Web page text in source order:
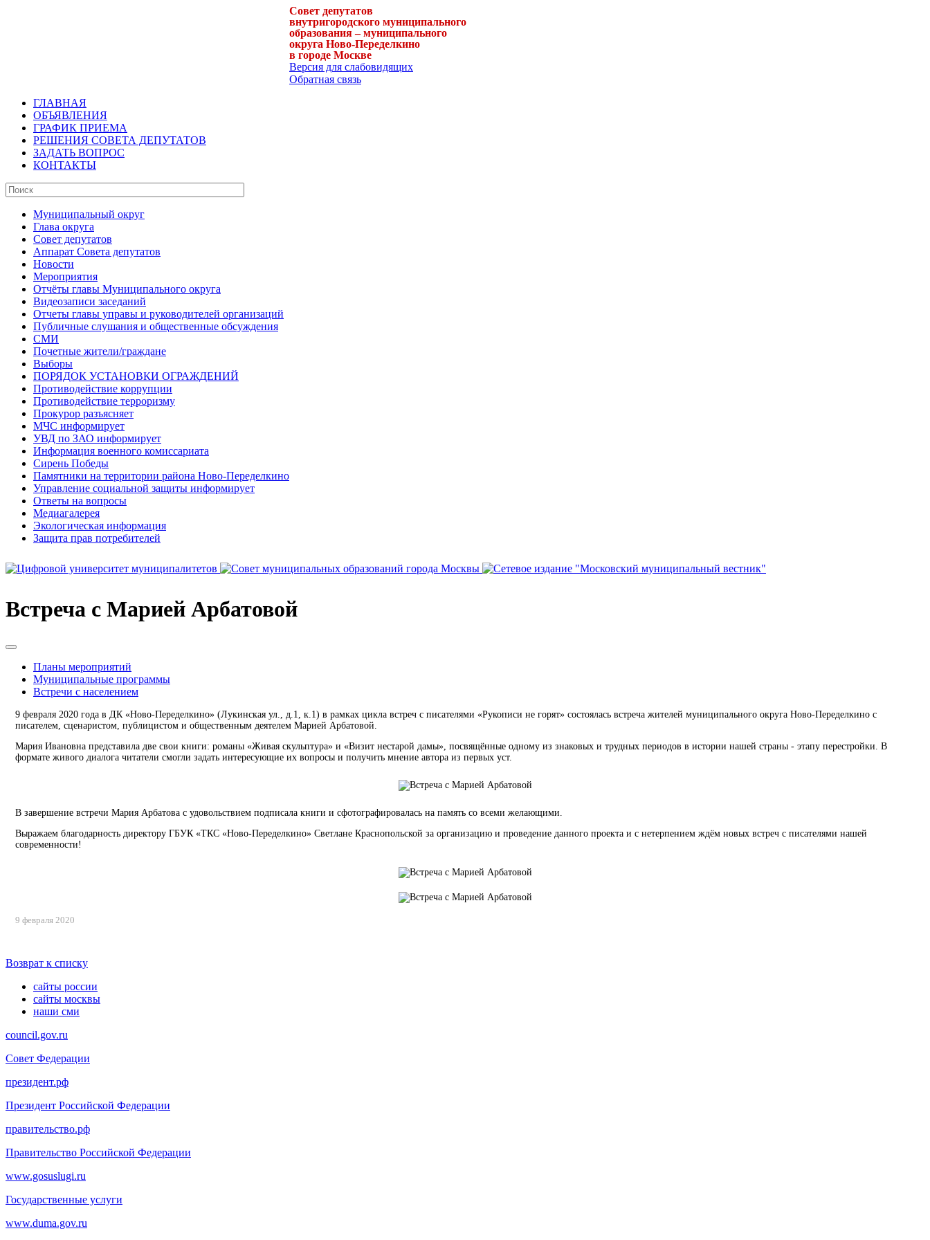
Совет депутатов
внутригородского муниципального
образования – муниципального
округа Ново-Переделкино
в городе Москве
Версия для слабовидящих
Обратная связь
ГЛАВНАЯ
ОБЪЯВЛЕНИЯ
ГРАФИК ПРИЕМА
РЕШЕНИЯ СОВЕТА ДЕПУТАТОВ
ЗАДАТЬ ВОПРОС
КОНТАКТЫ
Муниципальный округ
Глава округа
Совет депутатов
Аппарат Совета депутатов
Новости
Мероприятия
Отчёты главы Муниципального округа
Видеозаписи заседаний
Отчеты главы управы и руководителей организаций
Публичные слушания и общественные обсуждения
СМИ
Почетные жители/граждане
Выборы
ПОРЯДОК УСТАНОВКИ ОГРАЖДЕНИЙ
Противодействие коррупции
Противодействие терроризму
Прокурор разъясняет
МЧС информирует
УВД по ЗАО информирует
Информация военного комиссариата
Сирень Победы
Памятники на территории района Ново-Переделкино
Управление социальной защиты информирует
Ответы на вопросы
Медиагалерея
Экологическая информация
Защита прав потребителей
Встреча с Марией Арбатовой
Планы мероприятий
Муниципальные программы
Встречи с населением
9 февраля 2020 года в ДК «Ново-Переделкино» (Лукинская ул., д.1, к.1) в рамках цикла встреч с писателями «Рукописи не горят» состоялась встреча жителей муниципального округа Ново-Переделкино с
писателем, сценаристом, публицистом и общественным деятелем Марией Арбатовой.
Мария Ивановна представила две свои книги: романы «Живая скульптура» и «Визит нестарой дамы», посвящённые одному из знаковых и трудных периодов в истории нашей страны - этапу перестройки. В
формате живого диалога читатели смогли задать интересующие их вопросы и получить мнение автора из первых уст.
В завершение встречи Мария Арбатова с удовольствием подписала книги и сфотографировалась на память со всеми желающими.
Выражаем благодарность директору ГБУК «ТКС «Ново-Переделкино» Светлане Краснопольской за организацию и проведение данного проекта и с нетерпением ждём новых встреч с писателями нашей
современности!
9 февраля 2020
Возврат к списку
сайты россии
сайты москвы
наши сми
council.gov.ru
Совет Федерации
президент.рф
Президент Российской Федерации
правительство.рф
Правительство Российской Федерации
www.gosuslugi.ru
Государственные услуги
www.duma.gov.ru